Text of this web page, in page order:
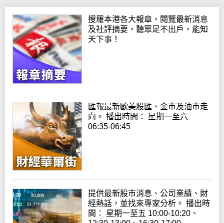
搜羅本港各大報章，閱覽最新消息
及社評摘要，聽眾足不出戶，能知
天下事！
匯報最新歐美股匯、金市及油市走
向。 播出時間： 星期一至六
06:35-06:45
提供最新股市消息、公司業績、財
經熱話，並找來專家分析。 播出時
間： 星期一至五 10:00-10:20、